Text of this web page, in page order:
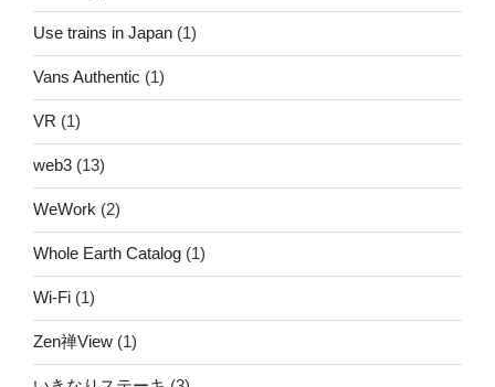
Use trains in Japan (1)
Vans Authentic (1)
VR (1)
web3 (13)
WeWork (2)
Whole Earth Catalog (1)
Wi-Fi (1)
Zen禅View (1)